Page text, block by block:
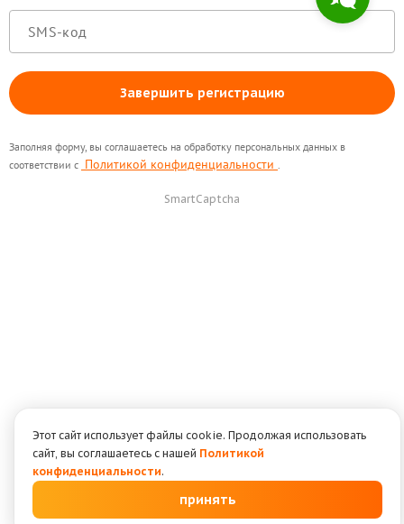
Этот сайт использует файлы cookie. Продолжая использовать
сайт, вы соглашаетесь с нашей Политикой
конфиденциальности.
принять
Завершить регистрацию
Заполняя форму, вы соглашаетесь на обработку персональных данных в
соответствии с Политикой конфиденциальности .
SmartCaptcha